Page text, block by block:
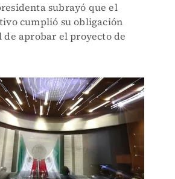
subrayó que el
cumplió su obligación
aprobar el proyecto de